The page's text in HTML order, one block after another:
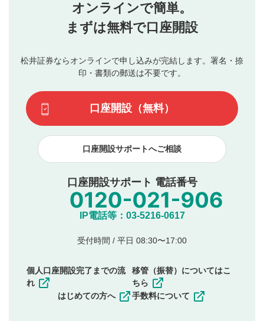
投稿するボタン
星で評価をすると投稿できます。（お名前とコメント
3
動画の評価
です）
行ってください。
当社は、利用者同士、もしくは利用者と第三者間のトラ
ブルによって生じた損害に対して一切の責任を負いませ
評価およびコメントは当社にて審査のうえ、掲載となり
ます。掲載されるまでに日数がかかる場合や掲載されない
てはお答えできません。各動画コンテンツへの掲載をもっ
て結果のご連絡といたします。ご了承ください。
下記の項目に該当すると判断された投稿内容は、掲載を
見合わせる場合がございます。
本動画コンテンツとは無関係の内容の投稿
他者への誹謗中傷や差別的表現投稿
公序良俗に反する内容の投稿
氏名、住所、電話番号など個人を特定できる情報の
他のサイトへの誘導や営利目的、広告・宣伝を目
他者の権利（商標、著作権、その他の知的財産
その他当社が不適切と判断した投稿
一度投稿した評価およびコメントの変更・削除はできま
オンラインで簡単。
まずは無料で口座開設
松井証券ならオンラインで申し込みが完結します。署名・捺
印・書類の郵送は不要です。
口座開設（無料）
口座開設サポートへご相談
口座開設サポート 電話番号
IP電話等：03-5216-0617
受付時間 / 平日 08:30〜17:00
個人口座開設完了までの流
れ
はじめての方へ
移管（振替）についてはこ
ちら
手数料について